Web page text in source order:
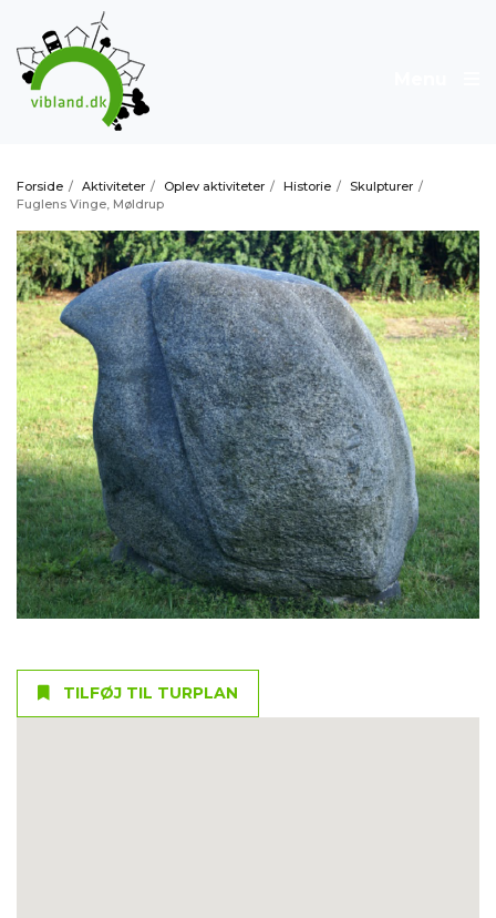
Forside / Aktiviteter / Oplev aktiviteter / Historie / Skulpturer /
Fuglens Vinge, Møldrup
TILFØJ TIL TURPLAN